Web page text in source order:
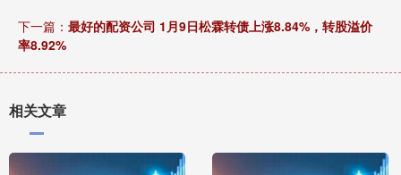
下一篇： 最好的配资公司 1月9日松霖转债上涨8.84%，转股溢价
率8.92%
相关文章